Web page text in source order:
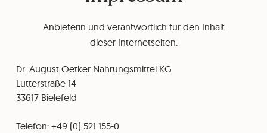
Anbieterin und verantwortlich für den Inhalt
dieser Internetseiten:
Dr. August Oetker Nahrungsmittel KG
⁠Lutterstraße 14
⁠33617 Bielefeld
Telefon: +49 (0) 521 155-0